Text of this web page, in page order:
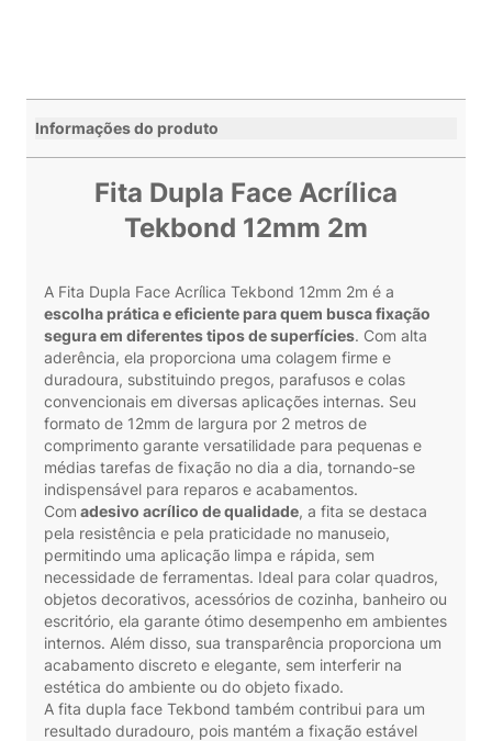
Informações do produto
Fita Dupla Face Acrílica
Tekbond 12mm 2m
A Fita Dupla Face Acrílica Tekbond 12mm 2m é a
escolha prática e eficiente para quem busca fixação
segura em diferentes tipos de superfícies. Com alta
aderência, ela proporciona uma colagem firme e
duradoura, substituindo pregos, parafusos e colas
convencionais em diversas aplicações internas. Seu
formato de 12mm de largura por 2 metros de
comprimento garante versatilidade para pequenas e
médias tarefas de fixação no dia a dia, tornando-se
indispensável para reparos e acabamentos.
Com adesivo acrílico de qualidade, a fita se destaca
pela resistência e pela praticidade no manuseio,
permitindo uma aplicação limpa e rápida, sem
necessidade de ferramentas. Ideal para colar quadros,
objetos decorativos, acessórios de cozinha, banheiro ou
escritório, ela garante ótimo desempenho em ambientes
internos. Além disso, sua transparência proporciona um
acabamento discreto e elegante, sem interferir na
estética do ambiente ou do objeto fixado.
A fita dupla face Tekbond também contribui para um
resultado duradouro, pois mantém a fixação estável